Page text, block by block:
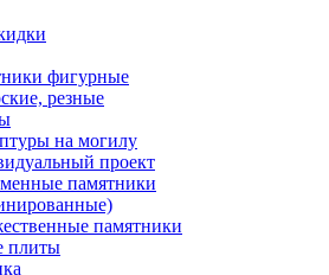
фигурные
резные
на могилу
проект
памятники
памятники
плиты